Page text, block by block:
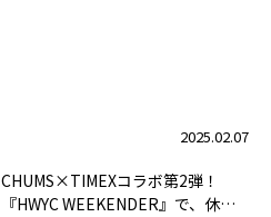
2025.02.07
CHUMS×TIMEXコラボ第2弾！
『HWYC WEEKENDER』で、休日